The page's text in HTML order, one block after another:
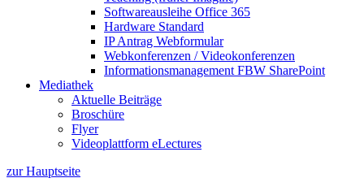
Softwareausleihe Office 365
Hardware Standard
IP Antrag Webformular
Webkonferenzen / Videokonferenzen
Informationsmanagement FBW SharePoint
Mediathek
Aktuelle Beiträge
Broschüre
Flyer
Videoplattform eLectures
zur Hauptseite